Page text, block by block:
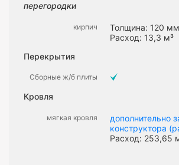
перегородки
кирпич
Толщина: 120 мм
Расход: 13,3 м³
Перекрытия
Сборные ж/б плиты
Кровля
мягкая кровля
дополнительно
конструктора
Расход: 253,65